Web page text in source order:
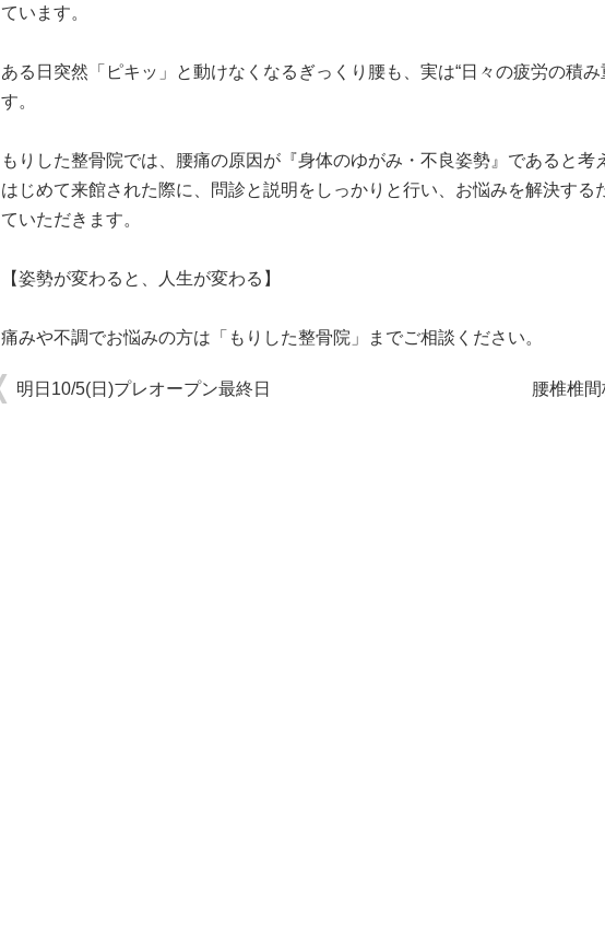
ています。
ある日突然「ピキッ」と動けなくなるぎっくり腰も、実は“日々の疲労の積
す。
もりした整骨院では、腰痛の原因が『身体のゆがみ・不良姿勢』 であると考
はじめて来館された際に、問診と説明をしっかりと行い、 お悩みを解決する
ていただきます。
【姿勢が変わると、人生が変わる】
痛みや不調でお悩みの方は「もりした整骨院」 までご相談ください。
明日10/5(日)プレオープン最終日 腰椎椎